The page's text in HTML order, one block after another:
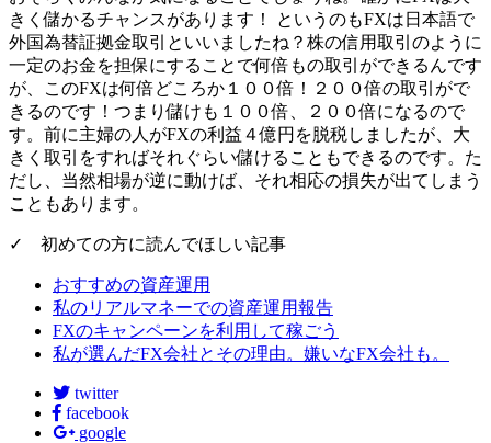
きく儲かるチャンスがあります！ というのもFXは日本語で
外国為替証拠金取引といいましたね？株の信用取引のように
一定のお金を担保にすることで何倍もの取引ができるんです
が、このFXは何倍どころか１００倍！２００倍の取引がで
きるのです！つまり儲けも１００倍、２００倍になるので
す。前に主婦の人がFXの利益 ４億円 を脱税しましたが、大
きく取引をすればそれぐらい儲けることもできるのです。た
だし、当然相場が逆に動けば、それ相応の損失が出てしまう
こともあります。
✓ 初めての方に読んでほしい記事
おすすめの資産運用
私のリアルマネーでの資産運用報告
FXのキャンペーンを利用して稼ごう
私が選んだFX会社とその理由。嫌いなFX会社も。
twitter
facebook
google